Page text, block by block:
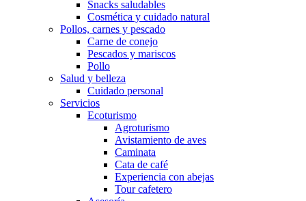
Snacks saludables
Cosmética y cuidado natural
Pollos, carnes y pescado
Carne de conejo
Pescados y mariscos
Pollo
Salud y belleza
Cuidado personal
Servicios
Ecoturismo
Agroturismo
Avistamiento de aves
Caminata
Cata de café
Experiencia con abejas
Tour cafetero